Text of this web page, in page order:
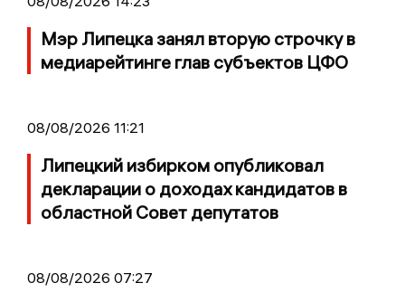
Мэр Липецка занял вторую строчку в
медиарейтинге глав субъектов ЦФО
08/08/2026 11:21
Липецкий избирком опубликовал
декларации о доходах кандидатов в
областной Совет депутатов
08/08/2026 07:27